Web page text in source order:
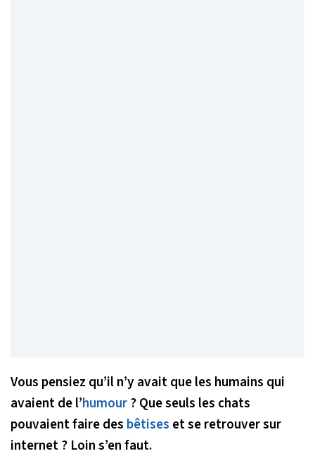
Vous pensiez qu’il n’y avait que les humains qui
avaient de l’humour? Que seuls les chats
pouvaient faire des bêtises et se retrouver sur
internet ? Loin s’en faut.